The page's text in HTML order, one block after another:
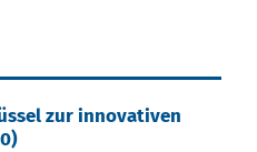
zur innovativen